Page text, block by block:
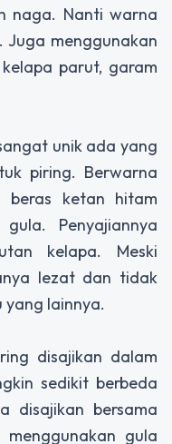
naga. Nanti warna
Juga menggunakan
parut, garam
unik ada yang
piring. Berwarna
beras ketan hitam
Penyajiannya
kelapa. Meski
lezat dan tidak
yang lainnya.
disajikan dalam
sedikit berbeda
disajikan bersama
gula